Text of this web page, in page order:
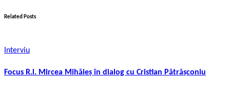
Related Posts
Interviu
Focus R.l. Mircea Mihăieș în dialog cu Cristian Pătrășconiu